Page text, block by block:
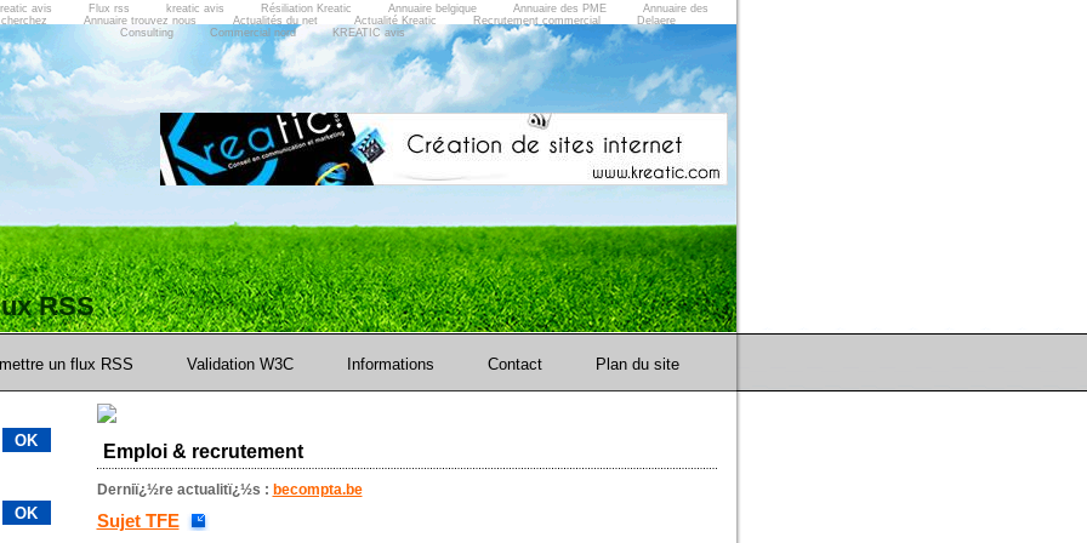
avis Flux rss kreatic avis Résiliation Kreatic Annuaire belgique Annuaire des PME
Annuaire des
Annuaire trouvez nous Actualités du net Actualité Kreatic Recrutement commercial
Delaere
Consulting
Commercial nord KREATIC avis
RSS
un flux RSS Validation W3C Informations Contact Plan du site
Emploi & recrutement
Derniï¿½re actualitï¿½s : becompta.be
Sujet TFE